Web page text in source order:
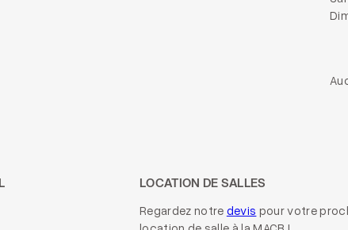
LOCATION DE SALLES
Regardez notre devis pour votre